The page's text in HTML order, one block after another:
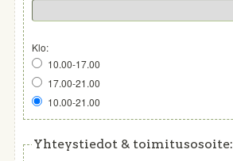
Klo:
10.00-17.00
17.00-21.00
10.00-21.00
Yhteystiedot & toimitusosoite: